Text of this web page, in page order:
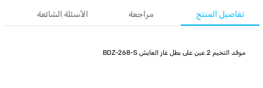
تفاصيل المنتج مراجعة الأسئلة الشائعة
موقد التخيم 2 عين على بطل غاز العايش BDZ-268-S